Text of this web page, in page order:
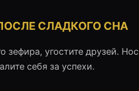
СЛАДКОГО СНА
зефира, угостите друзей.
себя за успехи.